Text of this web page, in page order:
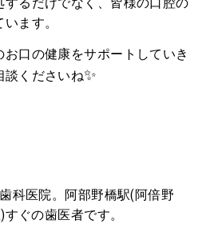
ます。
口の健康をサポートしていき
談くださいね✨
科医院。阿部野橋駅(阿倍野
ぐの歯医者です。